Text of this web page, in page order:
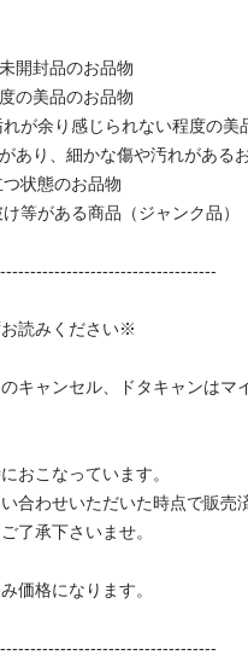
開封品のお品物
の美品のお品物
が余り感じられない程度の美
あり、細かな傷や汚れがある
状態のお品物
け等がある商品（ジャンク品）
読みください※
キャンセル、ドタキャンはマ
おこなっています。
わせいただいた時点で販売
了承下さいませ。
価格になります。